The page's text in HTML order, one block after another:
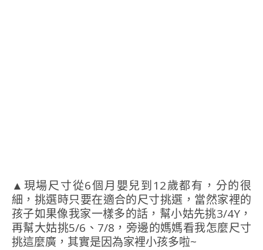
▲現場尺寸從6個月嬰兒到12歲都有，分的很
細，挑選時只要在適合的尺寸挑選，當然家裡的
孩子如果像我家一樣多的話，幫小姑先挑3/4Y，
再幫大姑挑5/6、7/8，旁邊的媽媽看我怎麼尺寸
挑這麼廣，其實是因為家裡小孩多啦~